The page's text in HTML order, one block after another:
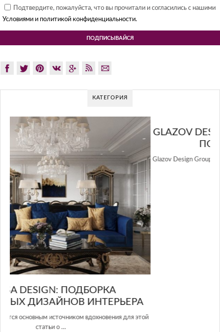
Подтвердите, пожалуйста, что вы прочитали и согласились с нашими
Условиями и политикой конфиденциальности.
КАТЕГОРИЯ
GLAZOV DESIGN GROUP – УНИКАЛЬНЫЙ
ПОДХОД К ДИЗАЙНУ
Glazov Design Group- это одна из лучших студий дизайна интерьера